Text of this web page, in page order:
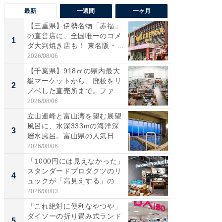
最新 一週間 一ヶ月
1
【三重県】伊勢名物「赤福」
の直営店に、全国唯一のコメ
ダ大判焼き店も！ 東名阪・
伊...
2026/08/06
2
【千葉県】918㎡の県内最大
級マーケットから、廃校をリ
ノベした直売所まで。ファ
ー...
2026/08/06
3
立山連峰と富山湾を望む展望
風呂に、水深333mの海洋深
層水風呂。富山県の人気日
帰...
2026/08/06
4
「1000円には見えなかった」
スタンダードプロダクツのリ
ュックが「高見えする」の...
2026/08/03
「これ絶対に便利なやつや」
ダイソーの折り畳み式ランド